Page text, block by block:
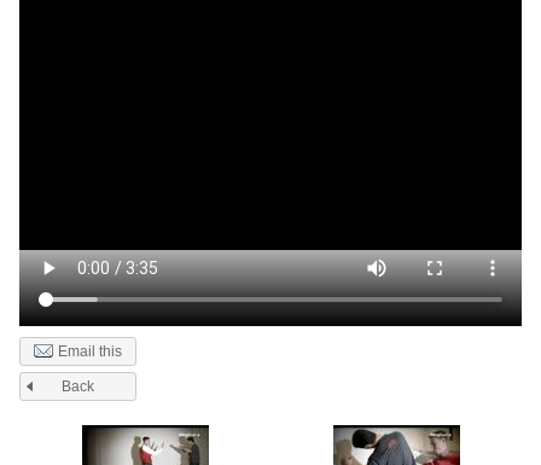
Email this
Back
Pages